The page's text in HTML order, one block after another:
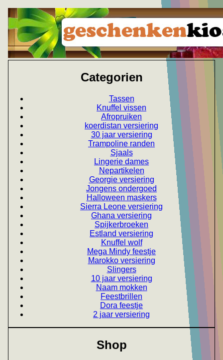
Categorien
Tassen
Knuffel vissen
Afropruiken
koerdistan versiering
30 jaar versiering
Trampoline randen
Sjaals
Lingerie dames
Nepartikelen
Georgie versiering
Jongens ondergoed
Halloween maskers
Sierra Leone versiering
Ghana versiering
Spijkerbroeken
Estland versiering
Knuffel wolf
Mega Mindy feestje
Marokko versiering
Slingers
10 jaar versiering
Naam mokken
Feestbrillen
Dora feestje
2 jaar versiering
Shop